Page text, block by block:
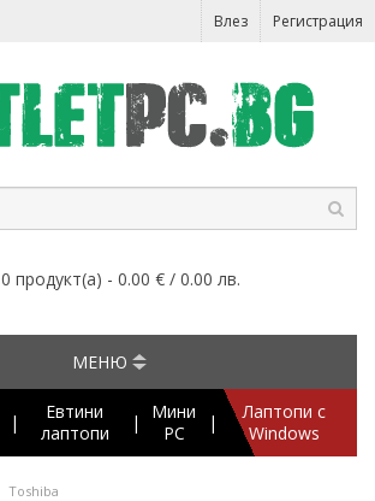
Влез Регистрация
0 продукт(а) - 0.00 € / 0.00 лв.
МЕНЮ
|
Евтини
лаптопи
|
Мини
PC
|
Лаптопи с
Windows
Toshiba